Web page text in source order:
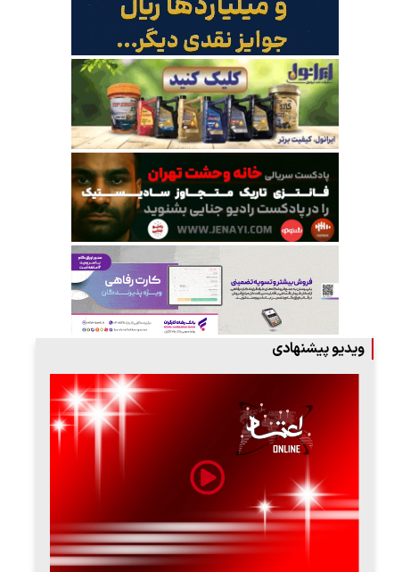
ویدیو پیشنهادی